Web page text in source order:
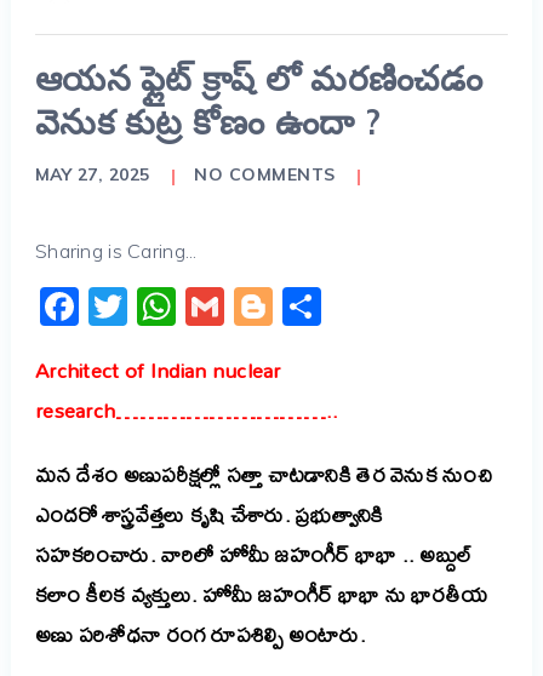
ఆయన ఫ్లైట్ క్రాష్ లో మరణించడం
వెనుక కుట్ర కోణం ఉందా ?
MAY 27, 2025 NO COMMENTS
Sharing is Caring...
Facebook
Twitter
WhatsApp
GmailBlogger
Share
Architect of Indian nuclear
research………………………..
మన దేశం అణుపరీక్షల్లో సత్తా చాటడానికి తెర వెనుక నుంచి
ఎందరో శాస్త్రవేత్తలు కృషి చేశారు. ప్రభుత్వానికి
సహకరించారు. వారిలో హోమీ జహంగీర్ భాభా .. అబ్దుల్
కలాం కీలక వ్యక్తులు. హోమీ జహంగీర్ భాభా ను భారతీయ
అణు పరిశోధనా రంగ రూపశిల్పి అంటారు.